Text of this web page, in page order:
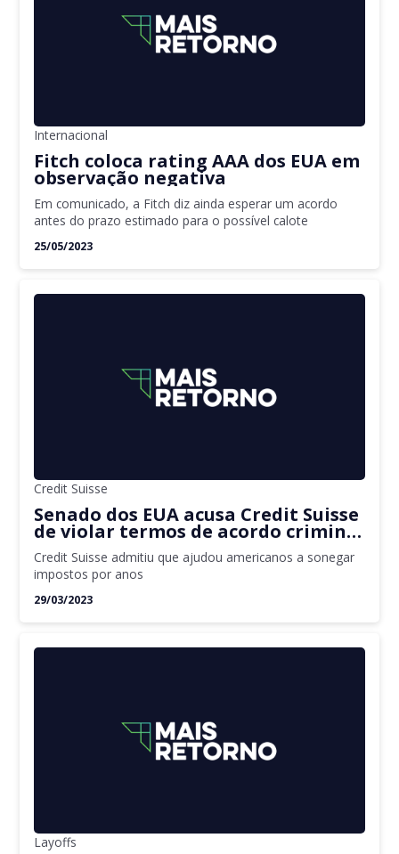
Internacional
Fitch coloca rating AAA dos EUA em
observação negativa
Em comunicado, a Fitch diz ainda esperar um acordo
antes do prazo estimado para o possível calote
25/05/2023
Credit Suisse
Senado dos EUA acusa Credit Suisse
de violar termos de acordo criminal
de 2014
Credit Suisse admitiu que ajudou americanos a sonegar
impostos por anos
29/03/2023
Layoffs